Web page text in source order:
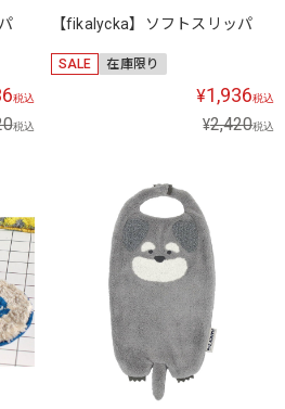
税込
税込
【fikalycka】ソフトスリッパ
SALE 在庫限り
¥1,936税込
¥2,420税込